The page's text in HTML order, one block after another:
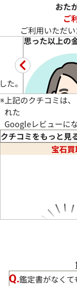
おた
ご
ご利用いただ
いただきました。
suzu様
※上記のクチコミは
れた
Googleレビューにな
クチコミをもっと見
宝石
鑑定書がなくて